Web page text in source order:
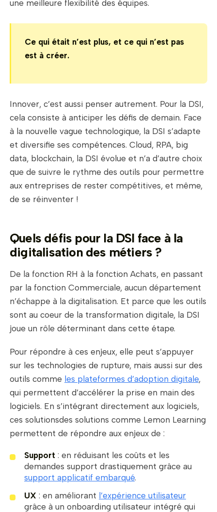
une meilleure flexibilité des équipes.
Ce qui était n’est plus, et ce qui n’est pas
est à créer.
Innover, c’est aussi penser autrement. Pour la DSI,
cela consiste à anticiper les défis de demain. Face
à la nouvelle vague technologique, la DSI s’adapte
et diversifie ses compétences. Cloud, RPA, big
data, blockchain, la DSI évolue et n’a d’autre choix
que de suivre le rythme des outils pour permettre
aux entreprises de rester compétitives, et même,
de se réinventer !
Quels défis pour la DSI face à la
digitalisation des métiers ?
De la fonction RH à la fonction Achats, en passant
par la fonction Commerciale, aucun département
n’échappe à la digitalisation. Et parce que les outils
sont au coeur de la transformation digitale, la DSI
joue un rôle déterminant dans cette étape.
Pour répondre à ces enjeux, elle peut s’appuyer
sur les technologies de rupture, mais aussi sur des
outils comme les plateformes d’adoption digitale,
qui permettent d’accélérer la prise en main des
logiciels. En s’intégrant directement aux logiciels,
ces solutionsdes solutions comme Lemon Learning
permettent de répondre aux enjeux de :
Support : en réduisant les coûts et les
demandes support drastiquement grâce au
support applicatif embarqué.
UX : en améliorant l’expérience utilisateur
grâce à un onboarding utilisateur intégré qui